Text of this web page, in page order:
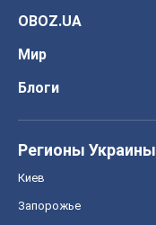
OBOZ.UA
Мир
Блоги
Регионы Украины
Киев
Запорожье